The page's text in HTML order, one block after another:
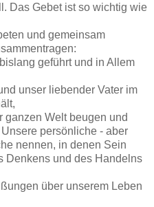
Das Gebet ist so wichtig wie
und gemeinsam
geführt und in Allem
unser liebender Vater im
ganzen Welt beugen und
persönliche - aber
nennen, in denen Sein
Denkens und des Handelns
über unserem Leben